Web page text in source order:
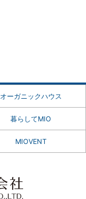
オーガニックハウス
暮らしてMIO
MIOVENT